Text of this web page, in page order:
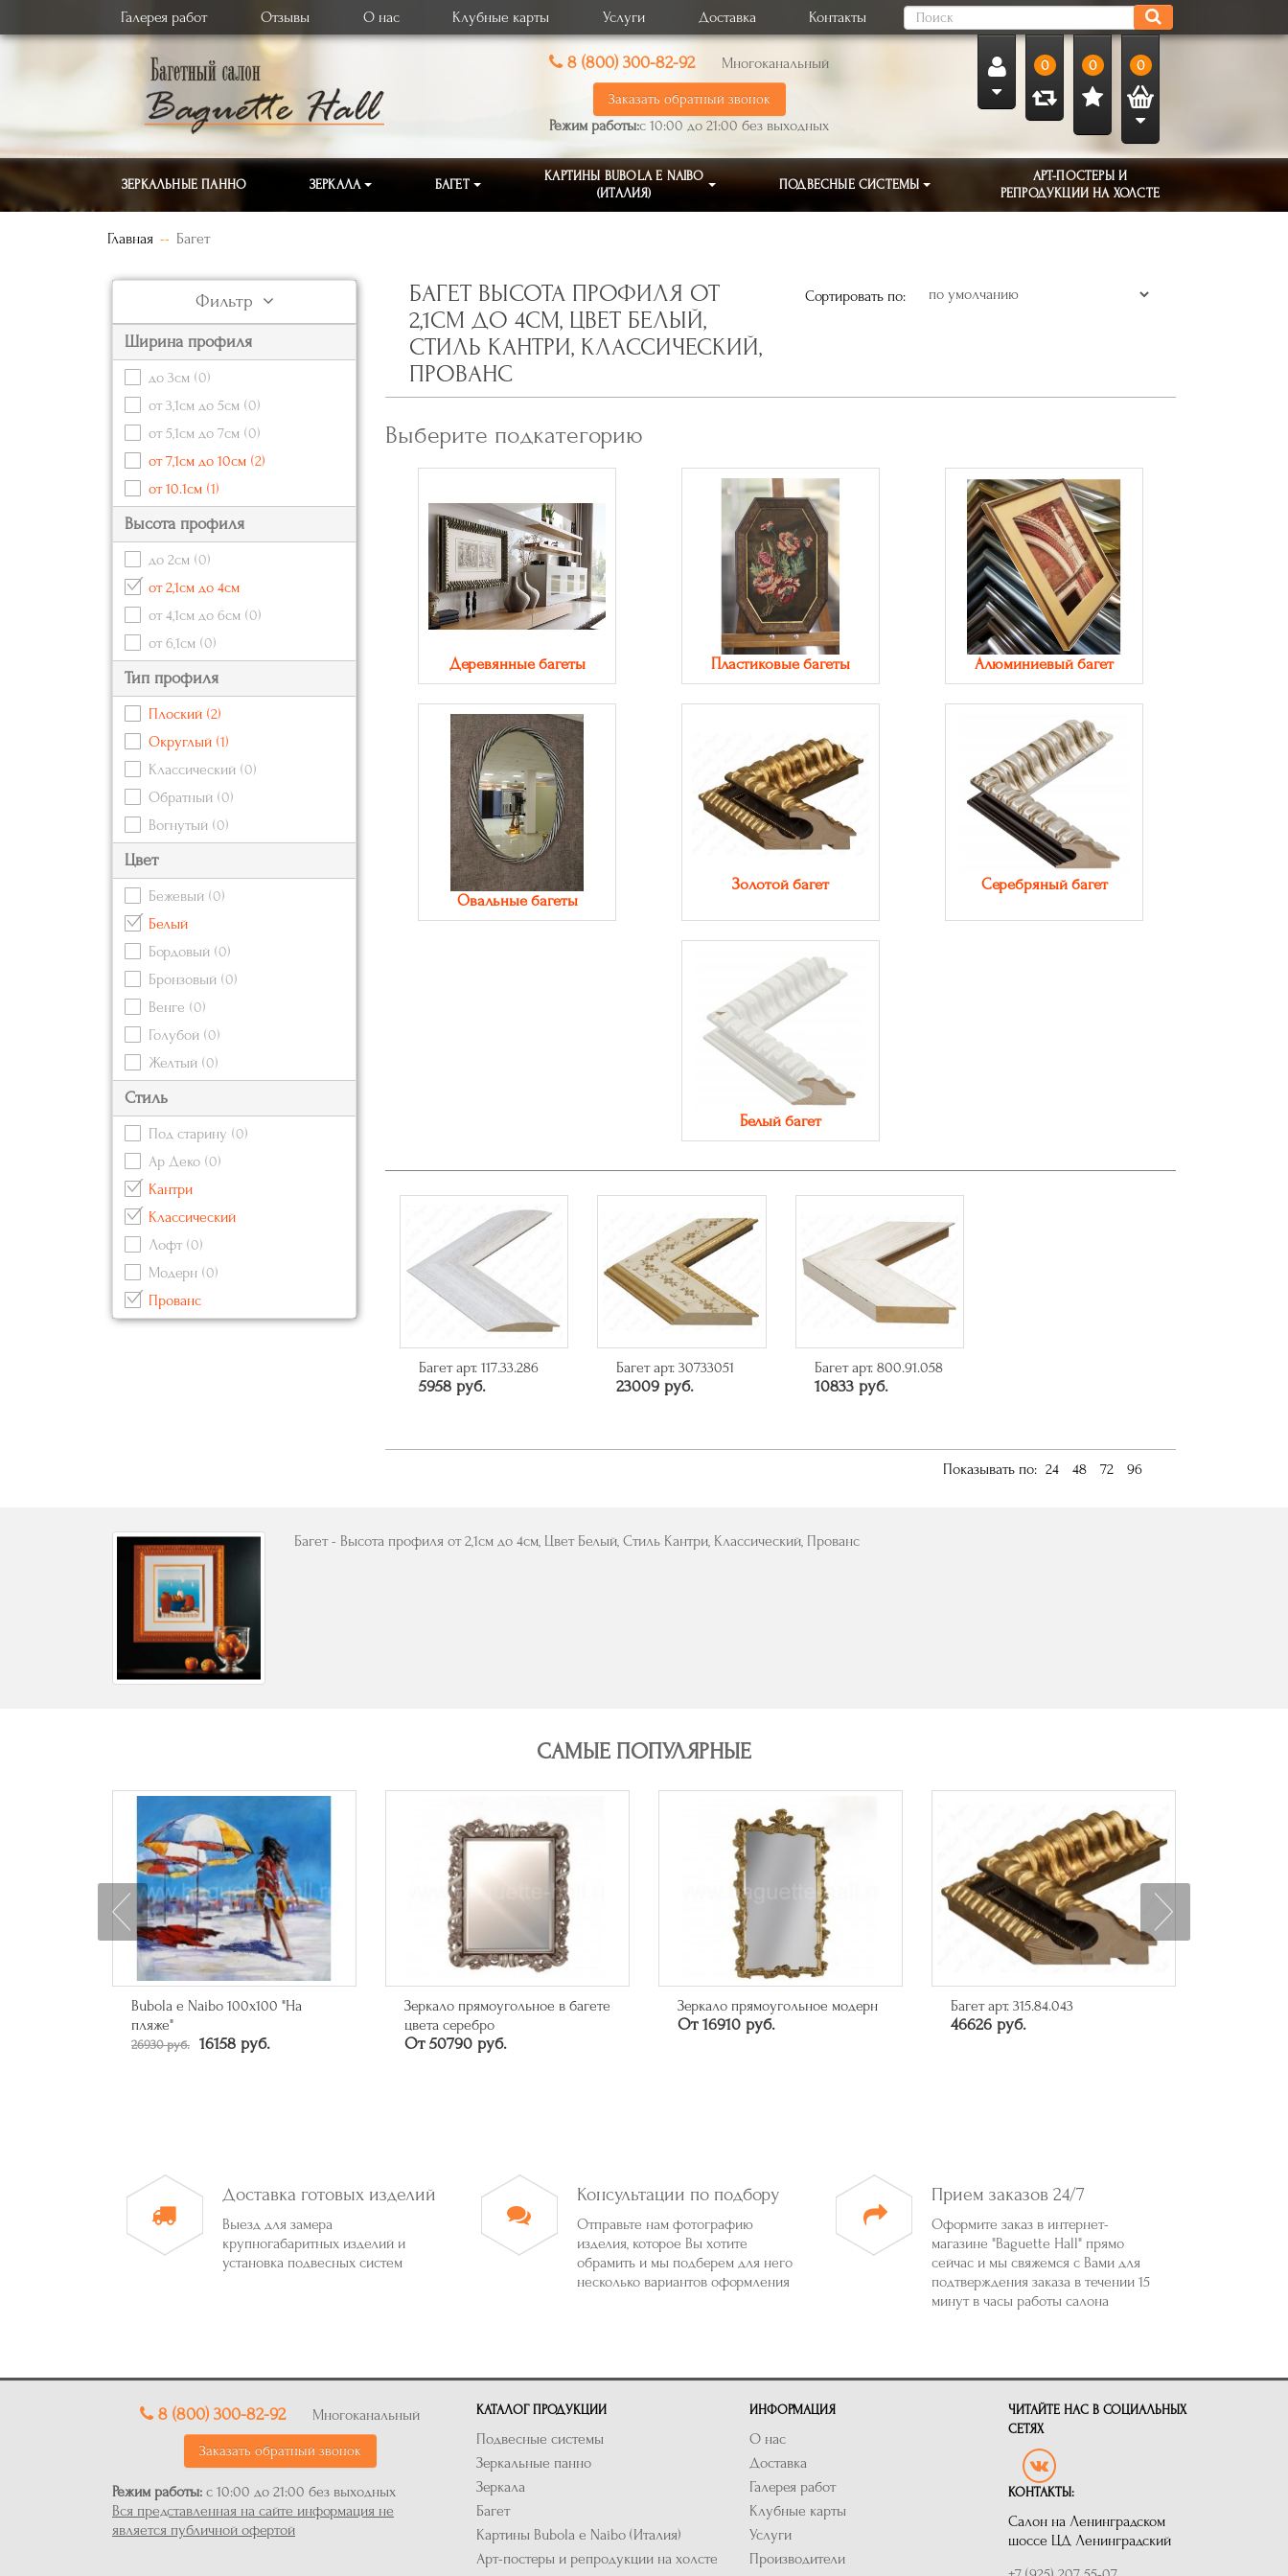
Галерея работ Отзывы О нас Клубные карты Услуги Доставка Контакты
8 (800) 300-82-92 Многоканальный
Заказать обратный звонок
Режим работы:с 10:00 до 21:00 без выходных
0 0 0
ЗЕРКАЛЬНЫЕ ПАННО ЗЕРКАЛА БАГЕТ
КАРТИНЫ BUBOLA E NAIBO
(ИТАЛИЯ)
ПОДВЕСНЫЕ СИСТЕМЫ
АРТ-ПОСТЕРЫ И
РЕПРОДУКЦИИ НА ХОЛСТЕ
Главная Багет
Фильтр
Ширина профиля
до 3см (0)
от 3,1см до 5см (0)
от 5,1см до 7см (0)
от 7,1см до 10см (2)
от 10.1см (1)
Высота профиля
до 2см (0)
от 2,1см до 4см
от 4,1см до 6см (0)
от 6,1см (0)
Тип профиля
Плоский (2)
Округлый (1)
Классический (0)
Обратный (0)
Вогнутый (0)
Цвет
Бежевый (0)
Белый
Бордовый (0)
Бронзовый (0)
Венге (0)
Голубой (0)
Желтый (0)
Золотой (1)
Коричневый
Красный
Кремовый
Розовый
Серебряный
Серый
Стиль
Под старину (0)
Ар Деко (0)
Кантри
Классический
Лофт (0)
Модерн (0)
Прованс
Современный (1)
БАГЕТ ВЫСОТА ПРОФИЛЯ ОТ
2,1СМ ДО 4СМ, ЦВЕТ БЕЛЫЙ,
СТИЛЬ КАНТРИ, КЛАССИЧЕСКИЙ,
ПРОВАНС
Сортировать по:
Выберите подкатегорию
Деревянные багеты Пластиковые багеты Алюминиевый багет
Овальные багеты
Золотой багет Серебряный багет
Белый багет
Багет арт. 117.33.286
5958 руб.
Багет арт. 30733051
23009 руб.
Багет арт. 800.91.058
10833 руб.
Показывать по: 24 48 72 96
Багет - Высота профиля от 2,1см до 4см, Цвет Белый, Стиль Кантри, Классический, Прованс
САМЫЕ ПОПУЛЯРНЫЕ
Bubola e Naibo 100х100 "На
пляже"
26930 руб. 16158 руб.
Зеркало прямоугольное в багете
цвета серебро
От 50790 руб.
Зеркало прямоугольное модерн
От 16910 руб.
Багет арт. 315.84.043
46626 руб.
Доставка готовых изделий
Выезд для замера
крупногабаритных изделий и
установка подвесных систем
Консультации по подбору
Отправьте нам фотографию
изделия, которое Вы хотите
обрамить и мы подберем для него
несколько вариантов оформления
Прием заказов 24/7
Оформите заказ в интернет-
магазине "Baguette Hall" прямо
сейчас и мы свяжемся с Вами для
подтверждения заказа в течении 15
минут в часы работы салона
8 (800) 300-82-92 Многоканальный
Заказать обратный звонок
Режим работы: с 10:00 до 21:00 без выходных
Вся представленная на сайте информация не
является публичной офертой
КАТАЛОГ ПРОДУКЦИИ
Подвесные системы
Зеркальные панно
Зеркала
Багет
Картины Bubola e Naibo (Италия)
Арт-постеры и репродукции на холсте
ИНФОРМАЦИЯ
О нас
Доставка
Галерея работ
Клубные карты
Услуги
Производители
ЧИТАЙТЕ НАС В СОЦИАЛЬНЫХ
СЕТЯХ
КОНТАКТЫ:
Салон на Ленинградском
шоссе ЦД Ленинградский